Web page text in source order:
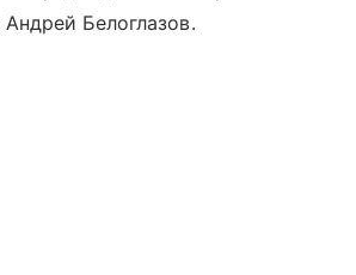
Белоглазов.